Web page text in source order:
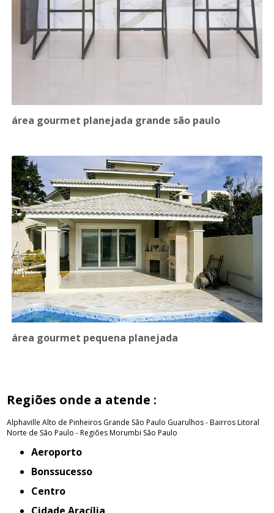
área gourmet planejada grande são paulo
área gourmet pequena planejada
Regiões onde a atende :
Alphaville Alto de Pinheiros Grande São Paulo Guarulhos - BairrosLitoral
Norte de São Paulo - RegiõesMorumbi São Paulo
Aeroporto
Bonssucesso
Centro